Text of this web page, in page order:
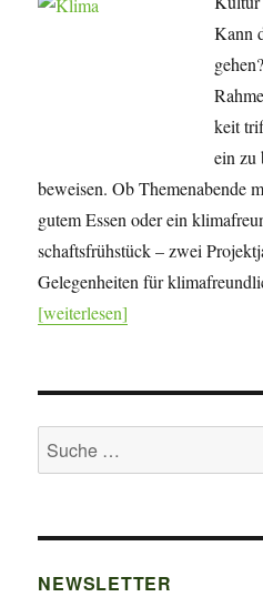
Kann
keit
ein zu
beweisen. Ob Themenabende
gutem Essen oder ein
schafts­frühstück – zwei
Gelegenheiten für
[weiterlesen]
Suche
nach:
NEWSLETTER